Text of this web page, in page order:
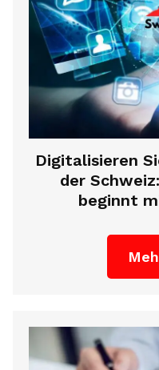
Digitalisieren
der
beginnt